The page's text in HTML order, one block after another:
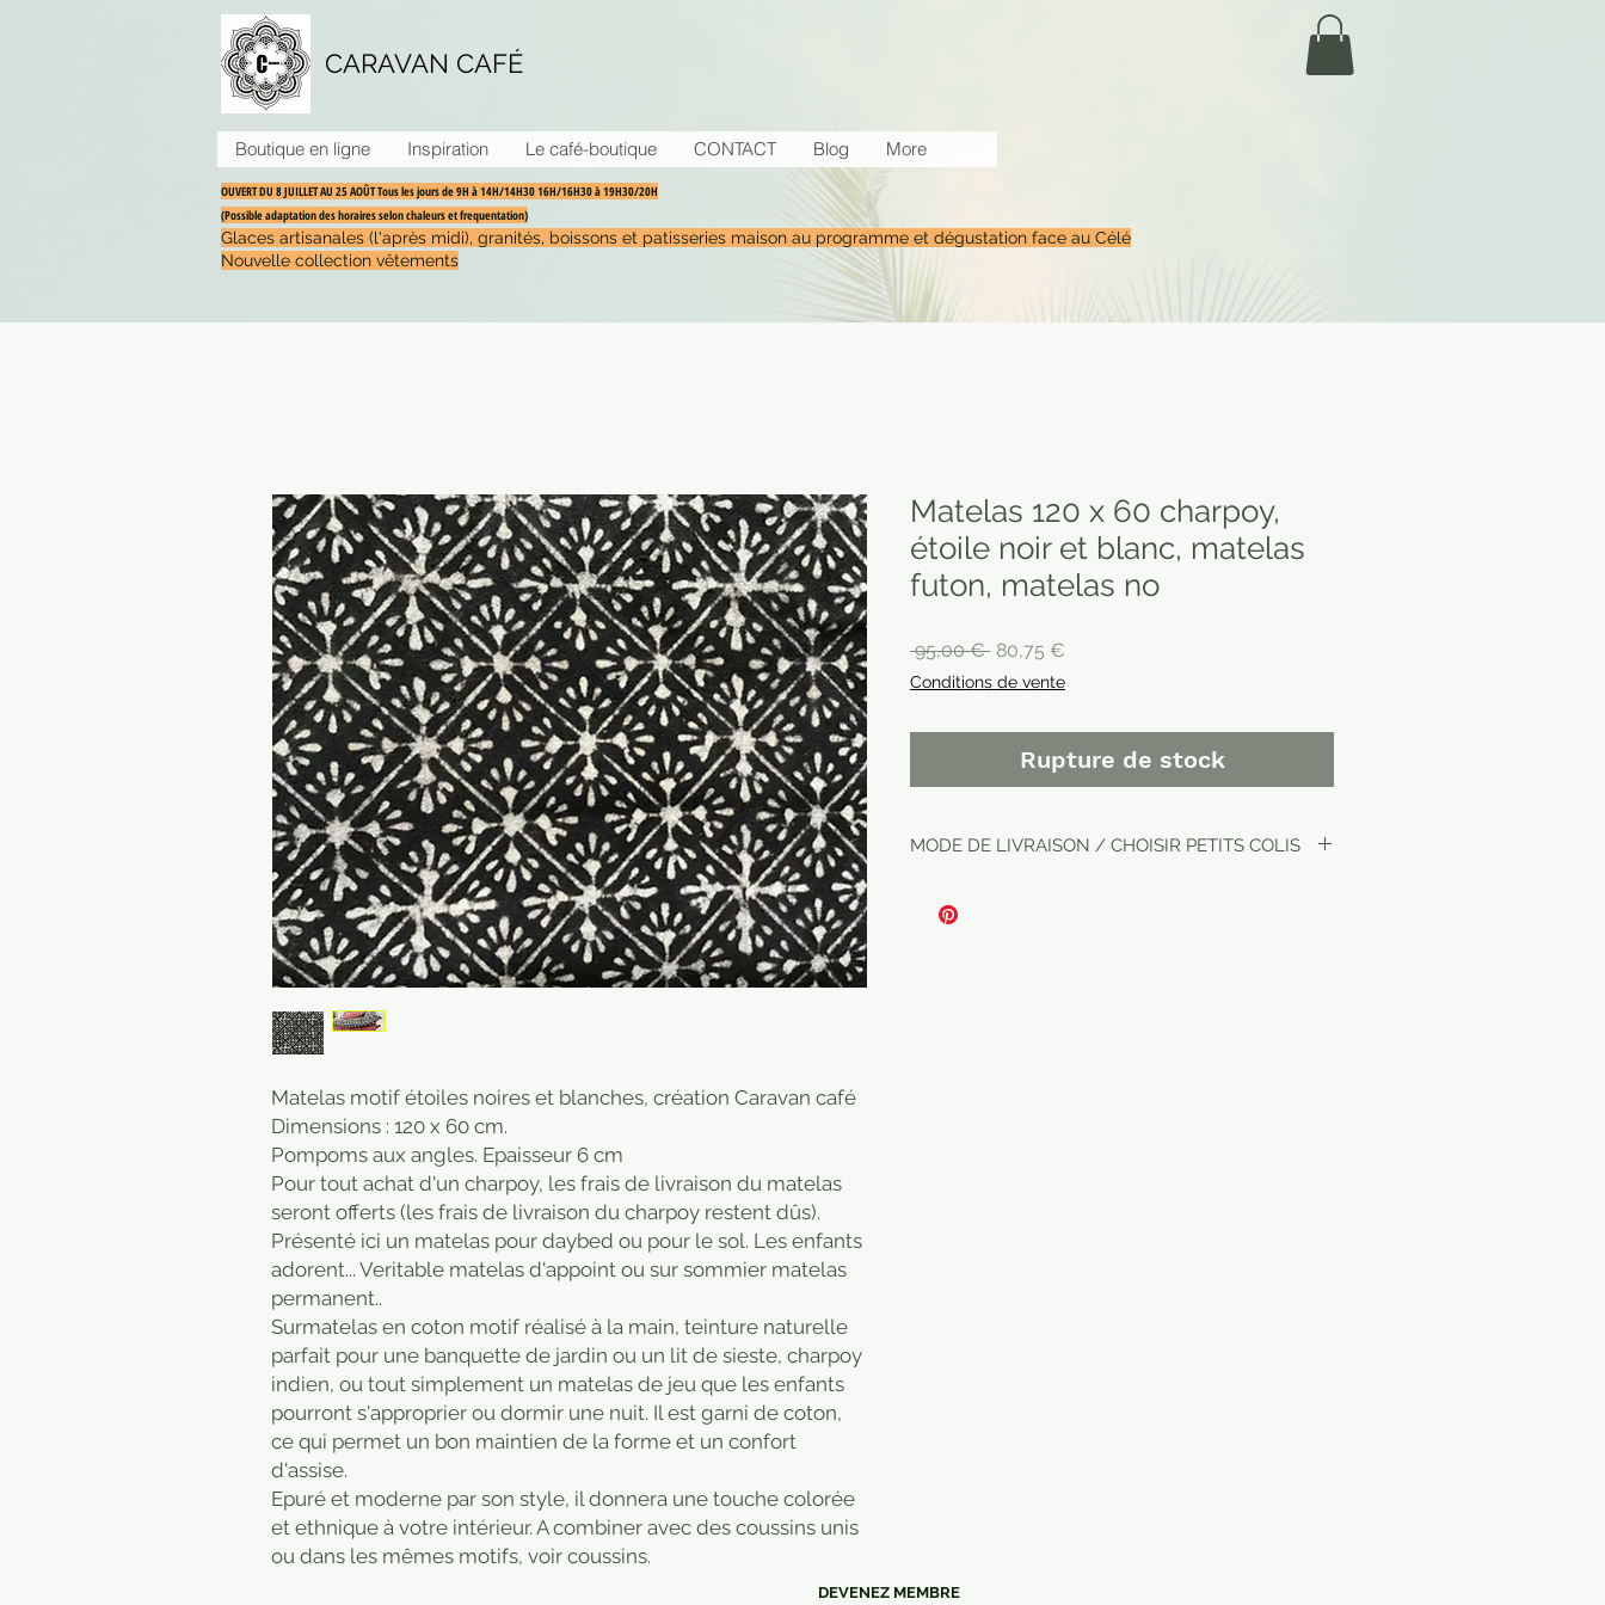
CARAVAN CAFÉ
Boutique en ligne Inspiration Le café-boutique CONTACT Blog More
OUVERT DU 8 JUILLET AU 25 AOÛT Tous les jours de 9H à 14H/14H30 16H/16H30 à 19H30/20H
(Possible adaptation des horaires selon chaleurs et frequentation)
Glaces artisanales (l'après midi), granités, boissons et patisseries maison au programme et dégustation face au Célé
Nouvelle collection vêtements
Matelas motif étoiles noires et blanches, création Caravan café
Dimensions : 120 x 60 cm.
Pompoms aux angles. Epaisseur 6 cm
Pour tout achat d'un charpoy, les frais de livraison du matelas
seront offerts (les frais de livraison du charpoy restent dûs).
Présenté ici un matelas pour daybed ou pour le sol. Les enfants
adorent... Veritable matelas d'appoint ou sur sommier matelas
permanent..
Surmatelas en coton motif réalisé à la main, teinture naturelle
parfait pour une banquette de jardin ou un lit de sieste, charpoy
indien, ou tout simplement un matelas de jeu que les enfants
pourront s'approprier ou dormir une nuit. Il est garni de coton,
ce qui permet un bon maintien de la forme et un confort
d'assise.
Epuré et moderne par son style, il donnera une touche colorée
et ethnique à votre intérieur. A combiner avec des coussins unis
ou dans les mêmes motifs, voir coussins.
Matelas 120 x 60 charpoy,
étoile noir et blanc, matelas
futon, matelas no
95,00 € Prix
original
80,75 €
Conditions de vente
Rupture de stock
MODE DE LIVRAISON / CHOISIR PETITS COLIS
DEVENEZ MEMBRE